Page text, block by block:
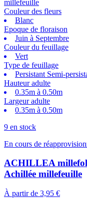
Couleur des fleurs
Blanc
Epoque de floraison
Juin à Septembre
Couleur du feuillage
Vert
Type de feuillage
Persistant Semi-
Hauteur adulte
0.35m à 0.50m
Largeur adulte
0.35m à 0.50m
9 en stock
En cours de
ACHILLEA
Achillée millefeuille
À partir de 3,95 €